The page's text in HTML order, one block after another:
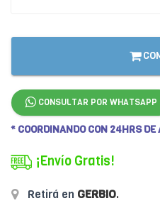
CONSULTAR POR WHATSAPP
* COORDINANDO CON 24HRS
¡Envío Gratis!
Retirá en GERBIO.